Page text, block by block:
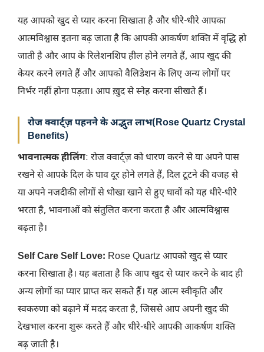
यह आपको खुद से प्यार करना सिखाता है और धीरे-धीरे आपका
आत्मविश्वास इतना बढ़ जाता है कि आपकी आकर्षण शक्ति में वृद्धि हो
जाती है और आप के रिलेशनशिप हील होने लगते हैं, आप खुद की
केयर करने लगते हैं और आपको वैलिडेशन के लिए अन्य लोगों पर
निर्भर नहीं होना पड़ता। आप ख़ुद से स्नेह करना सीखते हैं।
रोज क्वार्ट्ज़ पहनने के अद्भुत लाभ(Rose Quartz Crystal
Benefits)
भावनात्मक हीलिंग: रोज क्वार्ट्ज़ को धारण करने से या अपने पास
रखने से आपके दिल के घाव दूर होने लगते हैं, दिल टूटने की वजह से
या अपने नजदीकी लोगों से धोखा खाने से हुए घावों को यह धीरे-धीरे
भरता है, भावनाओं को संतुलित करना करता है और आत्मविश्वास
बढ़ता है।
Self Care Self Love: Rose Quartz आपको खुद से प्यार
करना सिखाता है। यह बताता है कि आप खुद से प्यार करने के बाद ही
अन्य लोगों का प्यार प्राप्त कर सकते हैं। यह आत्म स्वीकृति और
स्वकरुणा को बढ़ाने में मदद करता है, जिससे आप अपनी खुद की
देखभाल करना शुरू करते हैं और धीरे-धीरे आपकी आकर्षण शक्ति
बढ़ जाती है।